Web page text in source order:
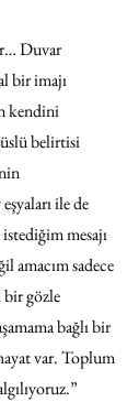
Duvar
bir imajı
kendini
belirtisi
ile de
mesajı
amacım sadece
bir gözle
bağlı bir
var. Toplum